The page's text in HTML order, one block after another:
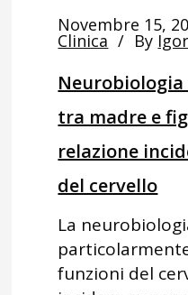
Novembre 15,
Clinica By
tra madre e
relazione
del cervello
La
funzioni del